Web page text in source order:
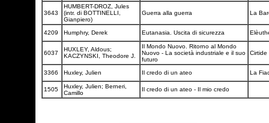
3643
HUMBERT-DROZ, Jules
(intr. di BOTTINELLI,
Gianpiero)
Guerra alla guerra La
4209 Humphry, Derek Eutanasia. Uscita di sicurezza
6037
HUXLEY, Aldous;
KACZYNSKI, Theodore J.
Il Mondo Nuovo. Ritorno al Mondo
Nuovo - La società industriale e il suo
futuro
Cirtide
3366 Huxley, Julien Il credo di un ateo La
1505
Huxley, Julien; Berneri,
Camillo
Il credo di un ateo - Il mio credo